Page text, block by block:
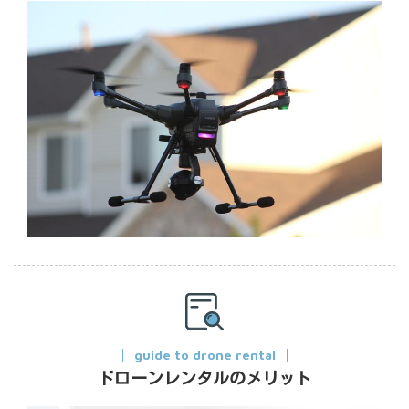
guide to drone rental
ドローンレンタルのメリット